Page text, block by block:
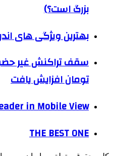
بزرگ است؟)
بهترین ویژگی های اندروید ۱۵ که
تومان افزایش یافت
in Mobile View
THE BEST ONE